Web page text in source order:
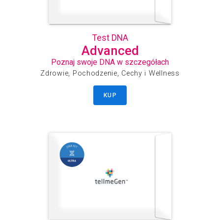
Test DNA
Advanced
Poznaj swoje DNA w szczegółach
Zdrowie, Pochodzenie, Cechy i Wellness
KUP